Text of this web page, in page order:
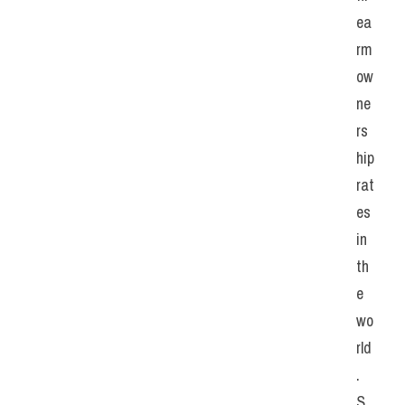
ea
rm
ow
ne
rs
hip
rat
es
in
th
e
wo
rld
.